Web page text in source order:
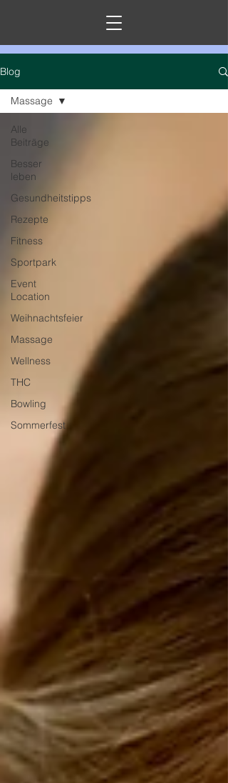
Blog
Alle
Beiträge
Besser
leben
Gesundheitstipps
Rezepte
Fitness
Sportpark
Event
Location
Weihnachtsfeier
Massage
Wellness
THC
Bowling
Sommerfest
Massage